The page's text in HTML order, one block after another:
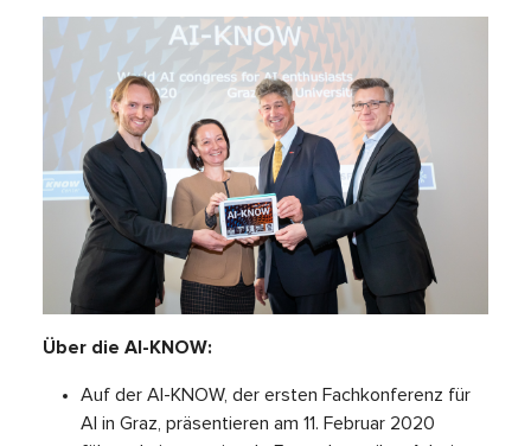
Über die AI-KNOW:
Auf der AI-KNOW, der ersten Fachkonferenz für
AI in Graz, präsentieren am 11. Februar 2020